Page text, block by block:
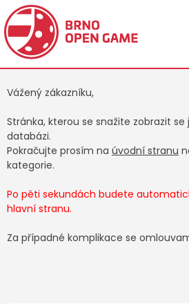
Vážený zákazníku,
Stránka, kterou se snažite zobrazit
databázi.
Pokračujte prosím na úvodní stranu
kategorie.
Po pěti sekundách budete
hlavní stranu.
Za případné komplikace se